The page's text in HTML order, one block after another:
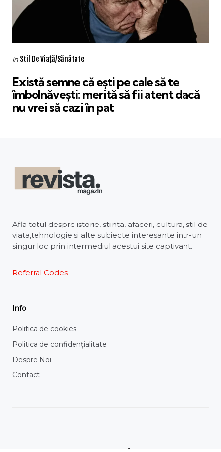
Categories
Posted
in Stil De Viaţă/Sănătate
Există semne că ești pe cale să te
îmbolnăvești: merită să fii atent dacă
nu vrei să cazi în pat
Afla totul despre istorie, stiinta, afaceri, cultura, stil de
viata,tehnologie si alte subiecte interesante intr-un
singur loc prin intermediul acestui site captivant.
Referral Codes
Info
Politica de cookies
Politica de confidențialitate
Despre Noi
Contact